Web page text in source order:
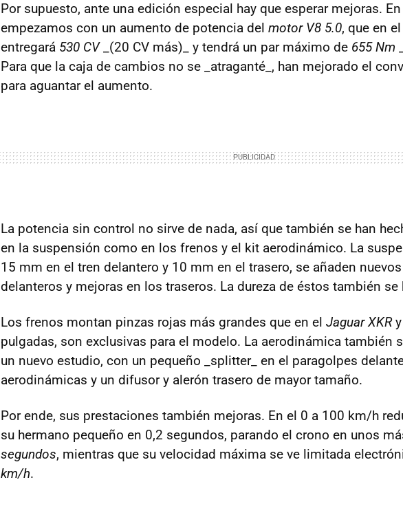
Por supuesto, ante una edición especial hay que esperar mejoras.
empezamos con un aumento de potencia del motor V8 5.0, que en el
entregará 530 CV_(20 CV más)_ y tendrá un par máximo de 655 Nm
Para que la caja de cambios no se _atraganté_, han mejorado el
para aguantar el aumento.
La potencia sin control no sirve de nada, así que también se han
en la suspensión como en los frenos y el kit aerodinámico. La
15 mm en el tren delantero y 10 mm en el trasero, se añaden
delanteros y mejoras en los traseros. La dureza de éstos también
Los frenos montan pinzas rojas más grandes que en el Jaguar XKRy
pulgadas, son exclusivas para el modelo. La aerodinámica también
un nuevo estudio, con un pequeño _splitter_ en el paragolpes
aerodinámicas y un difusor y alerón trasero de mayor tamaño.
Por ende, sus prestaciones también mejoras. En el 0 a 100 km/h
su hermano pequeño en 0,2 segundos, parando el crono en unos
segundos, mientras que su velocidad máxima se ve limitada
km/h.